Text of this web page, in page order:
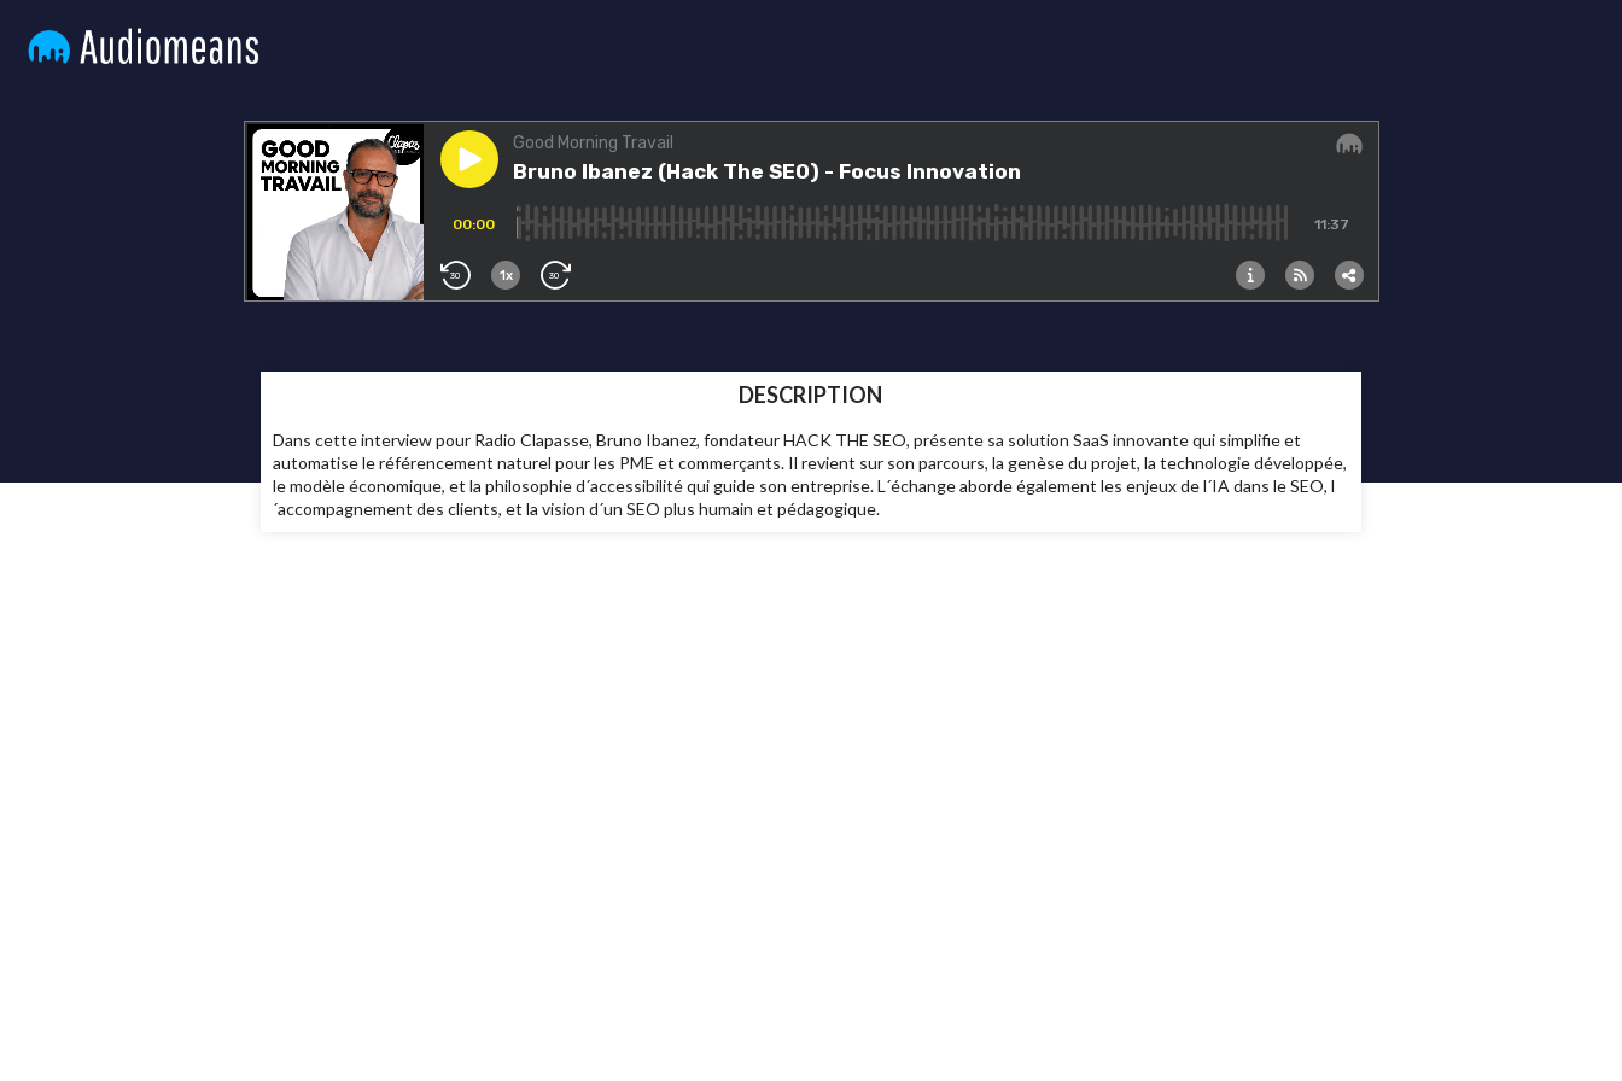
DESCRIPTION
Dans cette interview pour Radio Clapasse, Bruno Ibanez, fondateur HACK THE SEO, présente sa solution SaaS innovante qui simplifie et
automatise le référencement naturel pour les PME et commerçants. Il revient sur son parcours, la genèse du projet, la technologie développée,
le modèle économique, et la philosophie d´accessibilité qui guide son entreprise. L´échange aborde également les enjeux de l´IA dans le SEO, l
´accompagnement des clients, et la vision d´un SEO plus humain et pédagogique.